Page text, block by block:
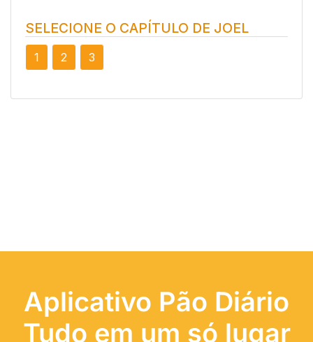
SELECIONE O CAPÍTULO DE JOEL
1 2 3
Aplicativo Pão Diário
Tudo em um só lugar